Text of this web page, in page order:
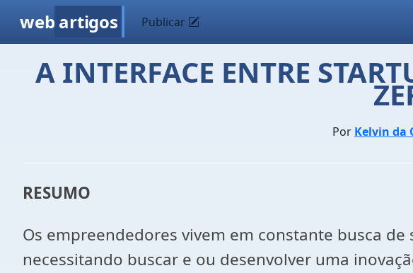
web artigos Publicar
A INTERFACE ENTRE
Por Kelvin da
RESUMO
Os empreendedores vivem em constante busca
necessitando buscar e ou desenvolver uma